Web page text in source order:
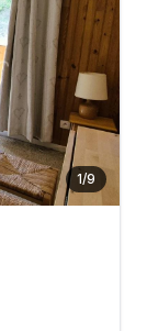
1/9